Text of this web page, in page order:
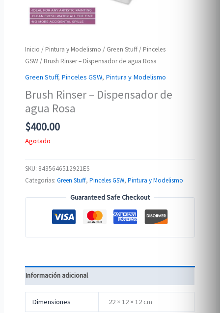
Inicio / Pintura y Modelismo / Green Stuff / Pinceles
GSW / Brush Rinser – Dispensador de agua Rosa
Green Stuff, Pinceles GSW, Pintura y Modelismo
Brush Rinser – Dispensador de
agua Rosa
$400.00
Agotado
SKU: 8435646512921ES
Categorías:Green Stuff,Pinceles GSW,Pintura y Modelismo
Guaranteed Safe Checkout
Información adicional
Dimensiones 22 × 12 × 12 cm